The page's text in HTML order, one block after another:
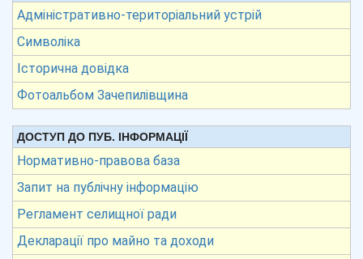
Адміністративно-територіальний устрій
Символіка
Історична довідка
Фотоальбом Зачепилівщина
ДОСТУП ДО ПУБ. ІНФОРМАЦІЇ
Нормативно-правова база
Запит на публічну інформацію
Регламент селищної ради
Декларації про майно та доходи